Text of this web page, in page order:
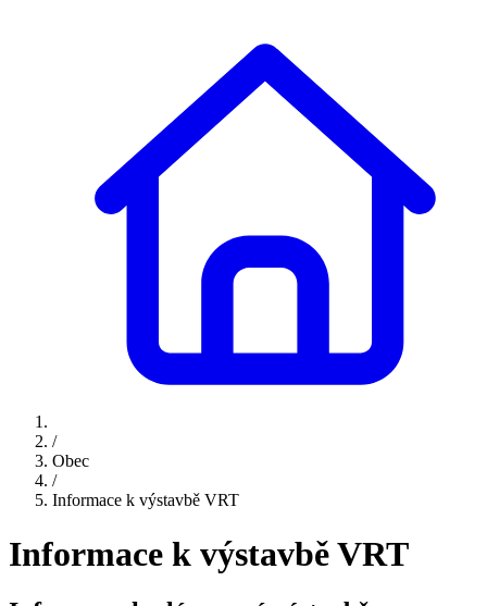
/
Obec
/
Informace k výstavbě VRT
Informace k výstavbě VRT